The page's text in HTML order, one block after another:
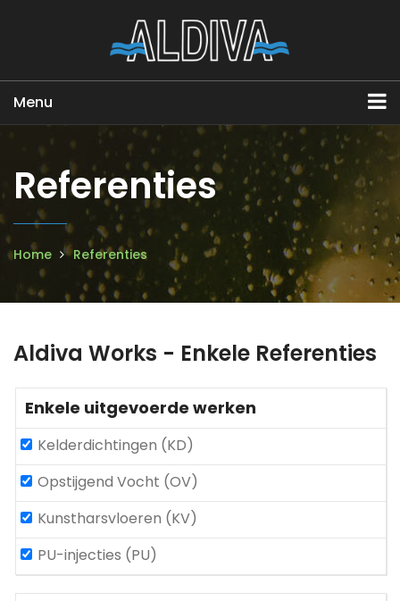
Menu
Referenties
Home Referenties
Aldiva Works - Enkele Referenties
Enkele uitgevoerde werken
Kelderdichtingen (KD)
Opstijgend Vocht (OV)
Kunstharsvloeren (KV)
PU-injecties (PU)